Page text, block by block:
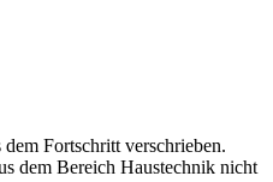
Fortschritt verschrieben.
dem Bereich Haustechnik nicht